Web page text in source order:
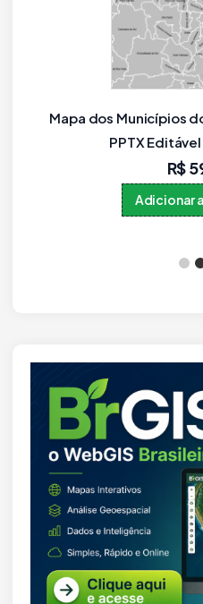
Município Paraná
(IBGE
R$
Adicionar